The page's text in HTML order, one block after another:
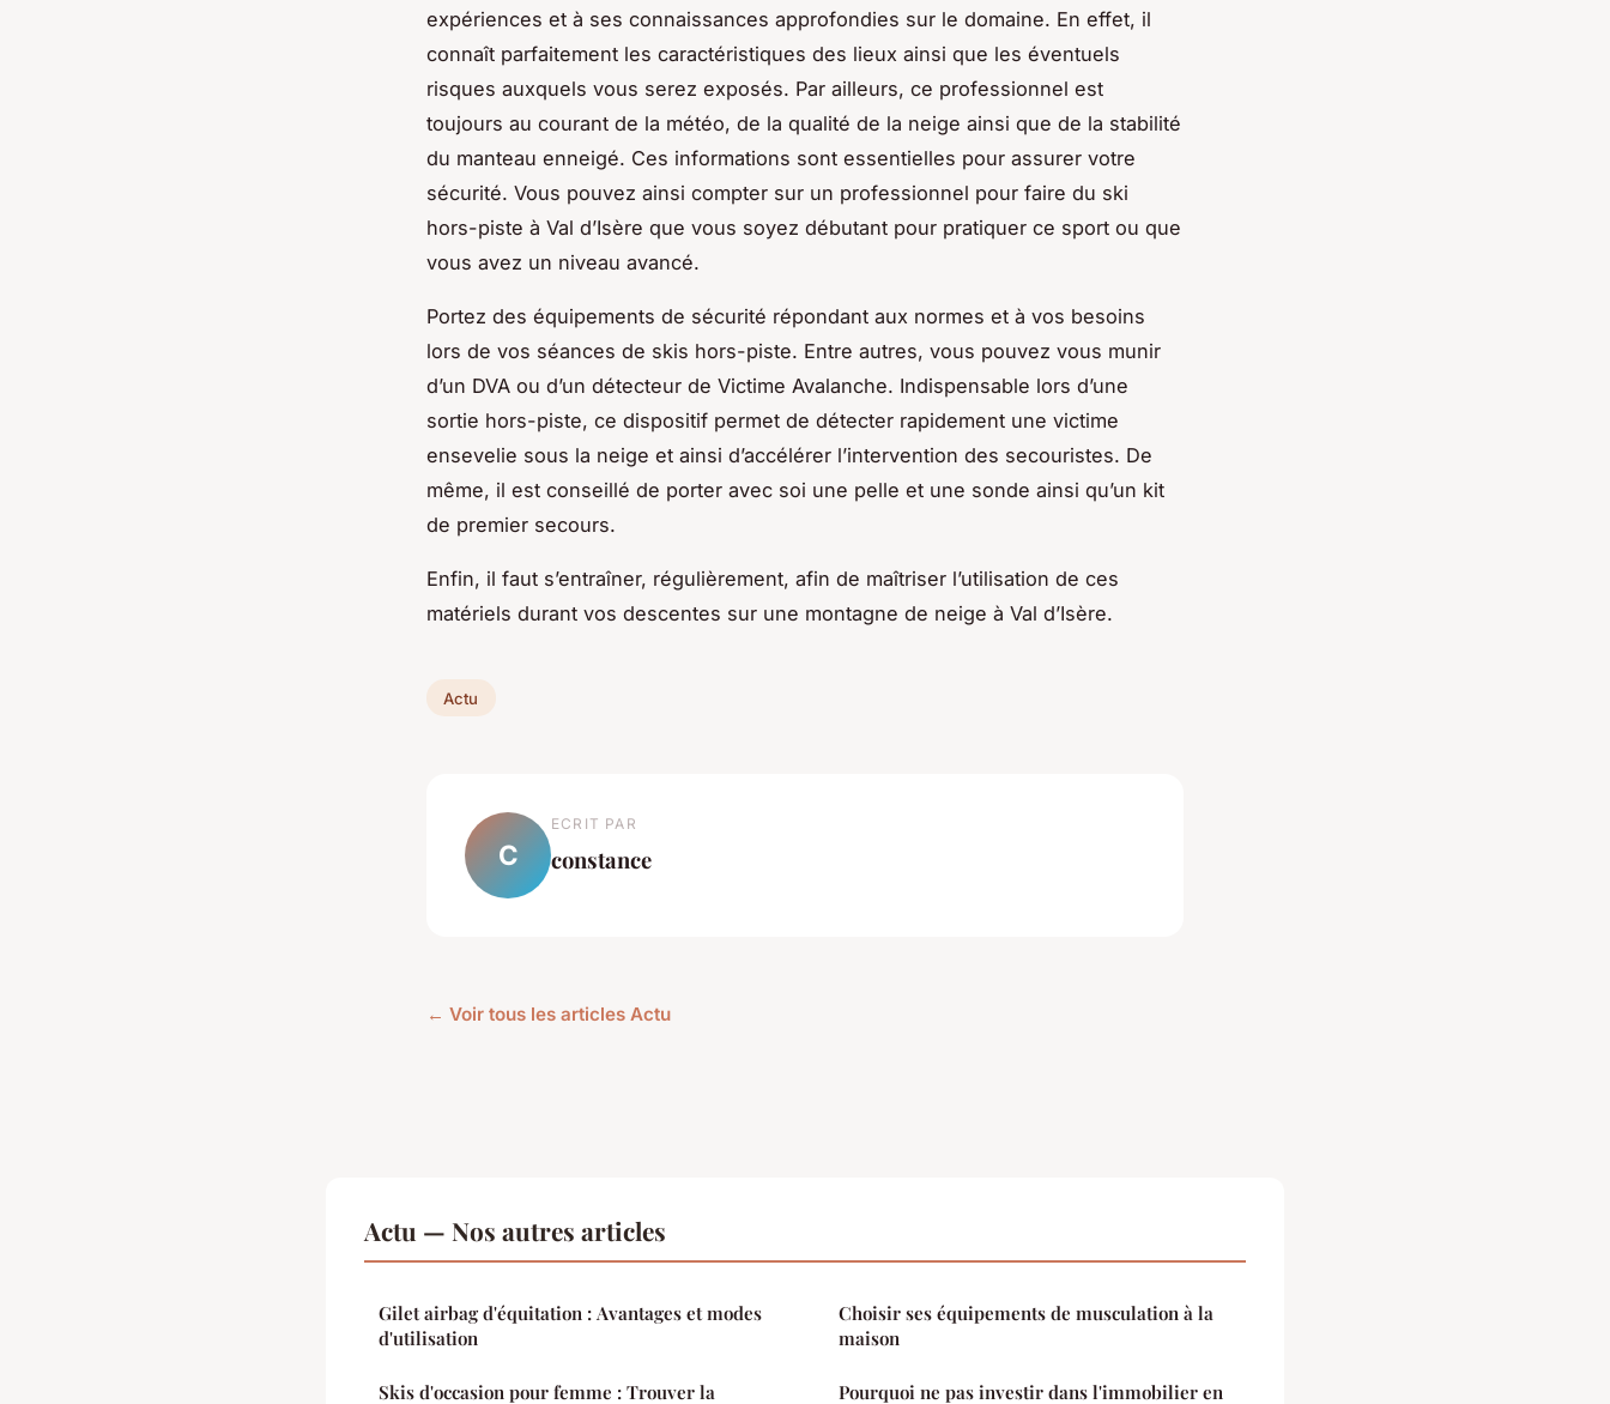
expériences et à ses connaissances approfondies sur le domaine. En effet, il
connaît parfaitement les caractéristiques des lieux ainsi que les éventuels
risques auxquels vous serez exposés. Par ailleurs, ce professionnel est
toujours au courant de la météo, de la qualité de la neige ainsi que de la stabilité
du manteau enneigé. Ces informations sont essentielles pour assurer votre
sécurité. Vous pouvez ainsi compter sur un professionnel pour faire du ski
hors-piste à Val d’Isère que vous soyez débutant pour pratiquer ce sport ou que
vous avez un niveau avancé.
Portez des équipements de sécurité répondant aux normes et à vos besoins
lors de vos séances de skis hors-piste. Entre autres, vous pouvez vous munir
d’un DVA ou d’un détecteur de Victime Avalanche. Indispensable lors d’une
sortie hors-piste, ce dispositif permet de détecter rapidement une victime
ensevelie sous la neige et ainsi d’accélérer l’intervention des secouristes. De
même, il est conseillé de porter avec soi une pelle et une sonde ainsi qu’un kit
de premier secours.
Enfin, il faut s’entraîner, régulièrement, afin de maîtriser l’utilisation de ces
matériels durant vos descentes sur une montagne de neige à Val d’Isère.
Actu
C
ECRIT PAR
constance
← Voir tous les articles Actu
Actu — Nos autres articles
Gilet airbag d'équitation : Avantages et modes
d'utilisation
Skis d'occasion pour femme : Trouver la
Choisir ses équipements de musculation à la
maison
Pourquoi ne pas investir dans l'immobilier en